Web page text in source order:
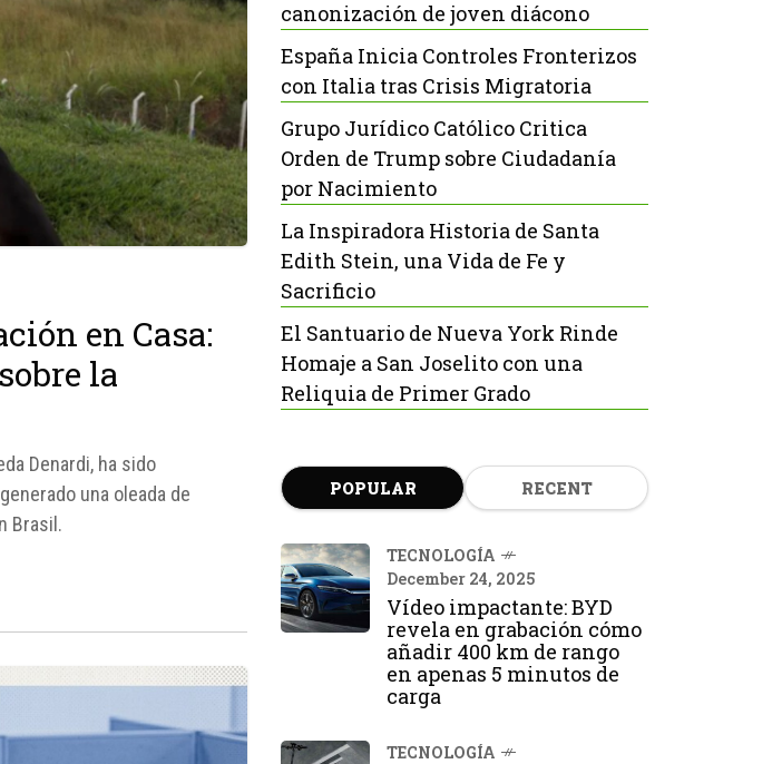
en Casa:
la
Denardi, ha sido
una oleada de
Brasil.
canonización de joven diácono
España Inicia Controles Fronterizos
con Italia tras Crisis Migratoria
Grupo Jurídico Católico Critica
Orden de Trump sobre Ciudadanía
por Nacimiento
La Inspiradora Historia de Santa
Edith Stein, una Vida de Fe y
Sacrificio
El Santuario de Nueva York Rinde
Homaje a San Joselito con una
Reliquia de Primer Grado
POPULAR RECENT
TECNOLOGÍA
December 24, 2025
Vídeo impactante: BYD
revela en grabación cómo
añadir 400 km de rango
en apenas 5 minutos de
carga
TECNOLOGÍA